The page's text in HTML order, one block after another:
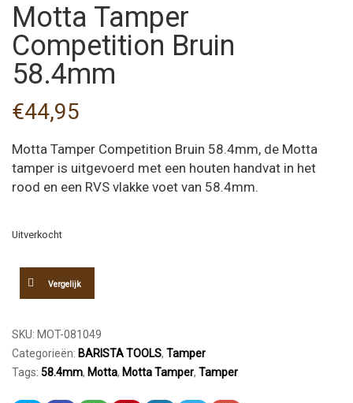
Motta Tamper
Competition Bruin
58.4mm
€44,95
Motta Tamper Competition Bruin 58.4mm, de Motta
tamper is uitgevoerd met een houten handvat in het
rood en een RVS vlakke voet van 58.4mm.
Uitverkocht
Vergelijk
SKU: MOT-081049
Categorieën: BARISTA TOOLS, Tamper
Tags: 58.4mm, Motta, Motta Tamper, Tamper